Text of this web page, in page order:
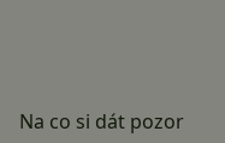
Na co si dát pozor